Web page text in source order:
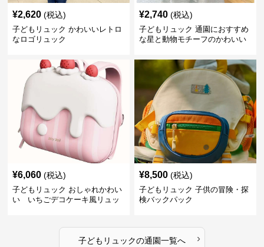
¥2,620 (税込)
子どもリュック かわいいレトロ
なロゴリュック
¥2,740 (税込)
子どもリュック 通園におすすめ
な星と動物モチーフのかわいい
¥6,060 (税込)
子どもリュック おしゃれかわい
い いちごデコケーキ風リュッ
¥8,500 (税込)
子どもリュック 子供の冒険・探
検バックパック
子どもリュックの通園一覧へ ›